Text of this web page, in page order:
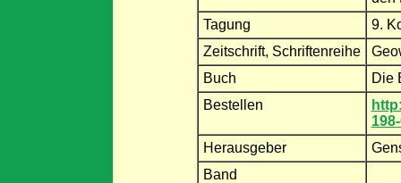
Tagung
9.
Zeitschrift, Schriftenreihe
Buch
Die
Bestellen
Herausgeber
Band